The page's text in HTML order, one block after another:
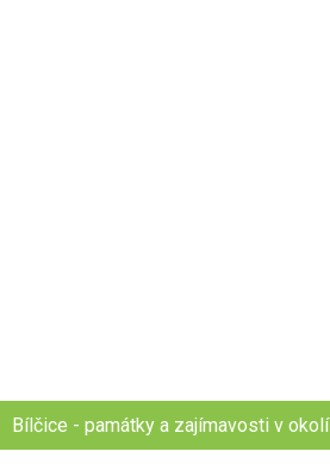
Bílčice - památky a zajímavosti v okolí